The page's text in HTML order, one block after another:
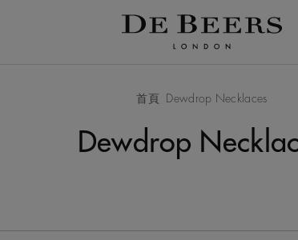
首頁 Dewdrop Necklaces
Dewdrop